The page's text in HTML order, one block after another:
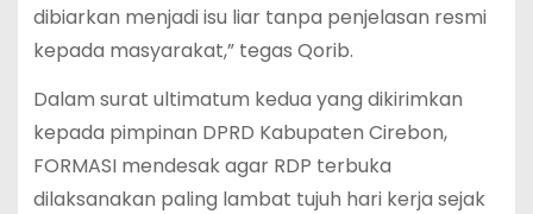
dibiarkan menjadi isu liar tanpa penjelasan resmi
kepada masyarakat,” tegas Qorib.
Dalam surat ultimatum kedua yang dikirimkan
kepada pimpinan DPRD Kabupaten Cirebon,
FORMASI mendesak agar RDP terbuka
dilaksanakan paling lambat tujuh hari kerja sejak